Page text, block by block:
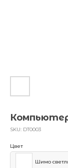
SKU: DT0003
Цвет
Шимо